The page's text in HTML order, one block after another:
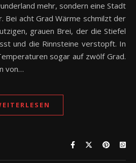
mehr, sondern eine Stadt
Bei acht Grad Wärme schmilzt der
grauen Brei, der die Stiefel
und die Rinnsteine verstopft. In
sogar auf zwölf Grad.
von…